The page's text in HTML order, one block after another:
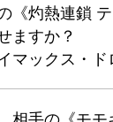
《灼熱連鎖
ますか？
マックス・ド